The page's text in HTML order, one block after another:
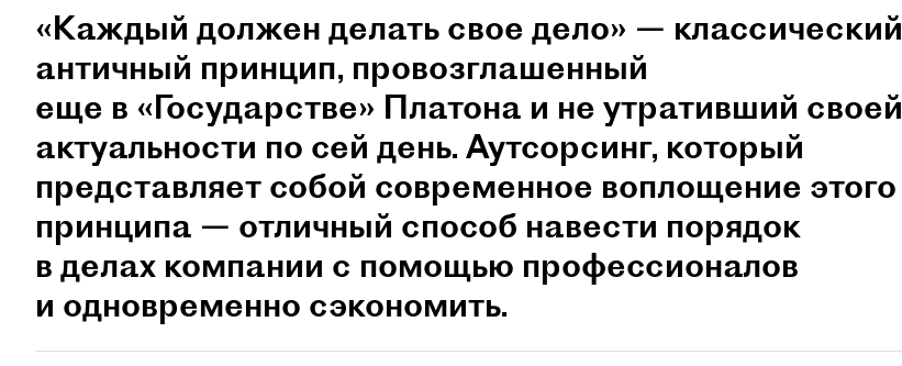
«Каждый должен делать свое дело» — классический
античный принцип, провозглашенный
еще в «Государстве» Платона и не утративший своей
актуальности по сей день. Аутсорсинг, который
представляет собой современное воплощение этого
принципа — отличный способ навести порядок
в делах компании c помощью профессионалов
и одновременно сэкономить.